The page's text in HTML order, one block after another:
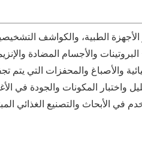
الطبية، والكواشف
البروتينات والأجسام المضادة
والأصباغ والمحفزات التي يتم
واختبار المكونات والجودة في
في الأبحاث والتصنيع الغذائي